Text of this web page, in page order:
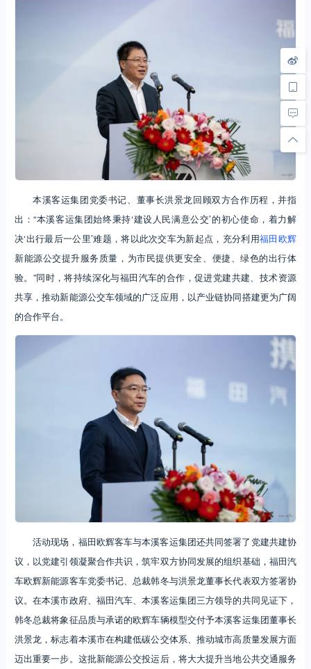
本溪客运集团党委书记、董事长洪景龙回顾双方合作历程，并指
出：“本溪客运集团始终秉持‘建设人民满意公交’的初心使命，着力解
决‘出行最后一公里’难题，将以此次交车为新起点，充分利用福田欧辉
新能源公交提升服务质量，为市民提供更安全、便捷、绿色的出行体
验。”同时，将持续深化与福田汽车的合作，促进党建共建、技术资源
共享，推动新能源公交车领域的广泛应用，以产业链协同搭建更为广阔
的合作平台。
活动现场，福田欧辉客车与本溪客运集团还共同签署了党建共建协
议，以党建引领凝聚合作共识，筑牢双方协同发展的组织基础，福田汽
车欧辉新能源客车党委书记、总裁韩冬与洪景龙董事长代表双方签署协
议。在本溪市政府、福田汽车、本溪客运集团三方领导的共同见证下，
韩冬总裁将象征品质与承诺的欧辉车辆模型交付予本溪客运集团董事长
洪景龙，标志着本溪市在构建低碳公交体系、推动城市高质量发展方面
迈出重要一步。这批新能源公交投运后，将大大提升当地公共交通服务